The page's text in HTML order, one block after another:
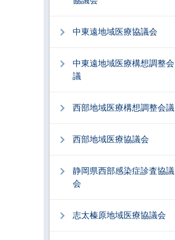
中東遠地域医療協議会
中東遠地域医療構想調整会
議
西部地域医療構想調整会議
西部地域医療協議会
静岡県西部感染症診査協議
会
志太榛原地域医療協議会